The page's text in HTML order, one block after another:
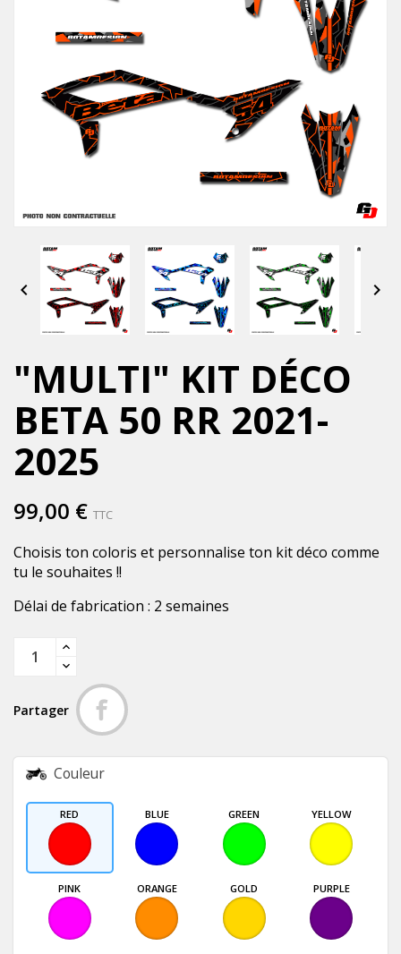
 
"MULTI" KIT DÉCO
BETA 50 RR 2021-
2025
99,00 € TTC
Choisis ton coloris et personnalise ton kit déco comme
tu le souhaites !!
Délai de fabrication : 2 semaines
Partager
Couleur
RED BLUE GREEN YELLOW
PINK ORANGE GOLD PURPLE